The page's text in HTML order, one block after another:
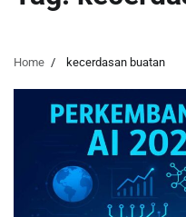
Home kecerdasan buatan